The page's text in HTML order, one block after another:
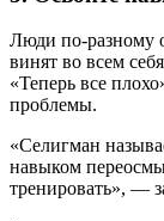
Люди по-разному
винят во всем
«Теперь все
проблемы.
«Селигман
навыком
тренировать», —